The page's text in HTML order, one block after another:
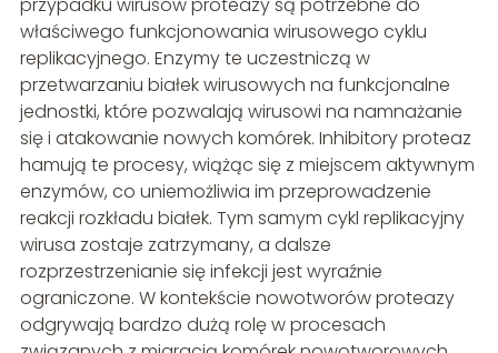
przypadku wirusów proteazy są potrzebne do
właściwego funkcjonowania wirusowego cyklu
replikacyjnego. Enzymy te uczestniczą w
przetwarzaniu białek wirusowych na funkcjonalne
jednostki, które pozwalają wirusowi na namnażanie
się i atakowanie nowych komórek. Inhibitory proteaz
hamują te procesy, wiążąc się z miejscem aktywnym
enzymów, co uniemożliwia im przeprowadzenie
reakcji rozkładu białek. Tym samym cykl replikacyjny
wirusa zostaje zatrzymany, a dalsze
rozprzestrzenianie się infekcji jest wyraźnie
ograniczone. W kontekście nowotworów proteazy
odgrywają bardzo dużą rolę w procesach